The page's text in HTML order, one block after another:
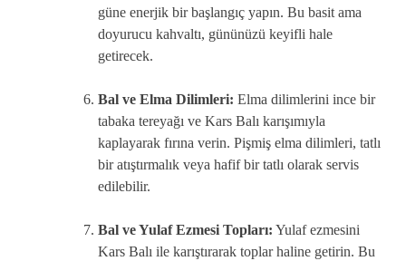
güne enerjik bir başlangıç yapın. Bu basit ama
doyurucu kahvaltı, gününüzü keyifli hale
getirecek.
Bal ve Elma Dilimleri: Elma dilimlerini ince bir
tabaka tereyağı ve Kars Balı karışımıyla
kaplayarak fırına verin. Pişmiş elma dilimleri, tatlı
bir atıştırmalık veya hafif bir tatlı olarak servis
edilebilir.
Bal ve Yulaf Ezmesi Topları: Yulaf ezmesini
Kars Balı ile karıştırarak toplar haline getirin. Bu